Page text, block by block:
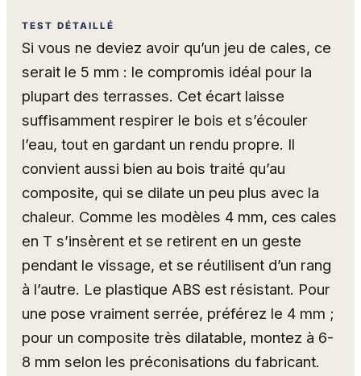
TEST DÉTAILLÉ
Si vous ne deviez avoir qu’un jeu de cales, ce
serait le 5 mm : le compromis idéal pour la
plupart des terrasses. Cet écart laisse
suffisamment respirer le bois et s’écouler
l’eau, tout en gardant un rendu propre. Il
convient aussi bien au bois traité qu’au
composite, qui se dilate un peu plus avec la
chaleur. Comme les modèles 4 mm, ces cales
en T s’insèrent et se retirent en un geste
pendant le vissage, et se réutilisent d’un rang
à l’autre. Le plastique ABS est résistant. Pour
une pose vraiment serrée, préférez le 4 mm ;
pour un composite très dilatable, montez à 6-
8 mm selon les préconisations du fabricant.